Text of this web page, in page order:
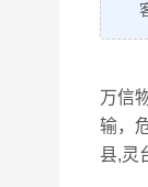
万信
输，
县,灵